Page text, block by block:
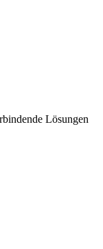
Lösungen